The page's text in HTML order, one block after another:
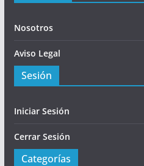
Nosotros
Aviso Legal
Sesión
Iniciar Sesión
Cerrar Sesión
Categorías